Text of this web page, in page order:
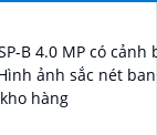
B 4.0 MP có cảnh
hàng